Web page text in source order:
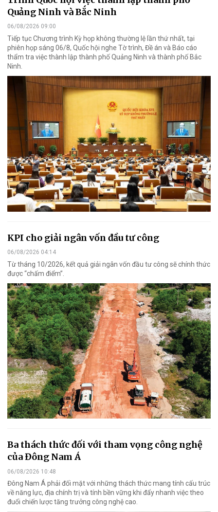
Quảng Ninh và Bắc Ninh
06/08/2026 09:00
Tiếp tục Chương trình Kỳ họp không thường lệ lần thứ nhất, tại
phiên họp sáng 06/8, Quốc hội nghe Tờ trình, Đề án và Báo cáo
thẩm tra việc thành lập thành phố Quảng Ninh và thành phố Bắc
Ninh.
KPI cho giải ngân vốn đầu tư công
06/08/2026 04:14
Từ tháng 10/2026, kết quả giải ngân vốn đầu tư công sẽ chính thức
được “chấm điểm”.
Ba thách thức đối với tham vọng công nghệ
của Đông Nam Á
06/08/2026 10:48
Đông Nam Á phải đối mặt với những thách thức mang tính cấu trúc
về năng lực, địa chính trị và tính bền vững khi đẩy nhanh việc theo
đuổi chiến lược tăng trưởng công nghệ cao.